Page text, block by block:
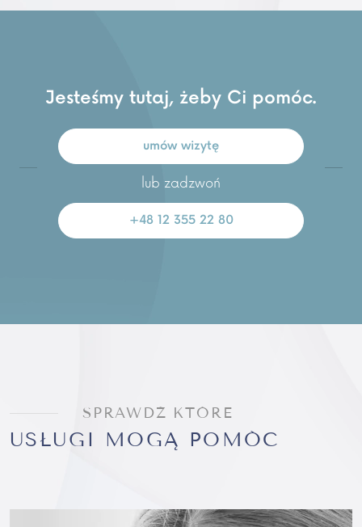
Jesteśmy tutaj, żeby Ci pomóc.
umów wizytę
lub zadzwoń
+48 12 355 22 80
SPRAWDŹ KTÓRE
USŁUGI MOGĄ POMÓC